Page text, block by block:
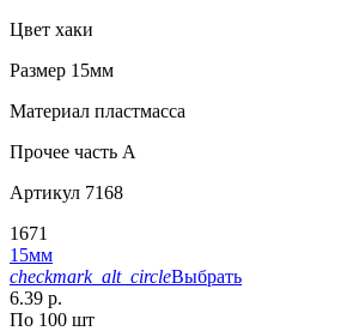
Цвет хаки
Размер 15мм
Материал пластмасса
Прочее часть A
Артикул 7168
1671
15мм
checkmark_alt_circleВыбрать
6.39 р.
По 100 шт